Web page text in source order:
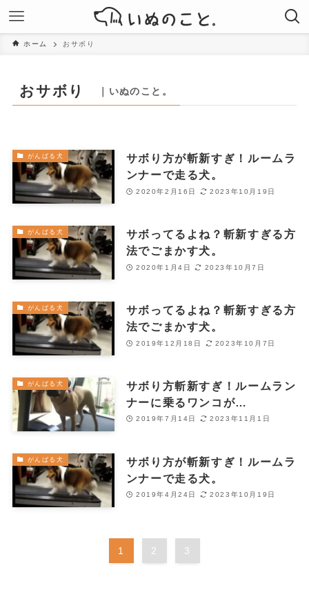
ホーム おサボり
おサボり ｜いぬのこと。
がんばる犬
サボり方が斬新すぎ！ルームラ
ンナーで走る犬。
2020年2月16日 2023年10月19日
がんばる犬
サボってるよね？斬新すぎる方
法でごまかす犬。
2020年1月4日 2023年10月7日
がんばる犬
サボってるよね？斬新すぎる方
法でごまかす犬。
2019年12月18日 2023年10月7日
がんばる犬
サボり方斬新すぎ！ルームラン
ナーに乗るワンコが…
2019年7月14日 2023年11月1日
がんばる犬
サボり方が斬新すぎ！ルームラ
ンナーで走る犬。
2019年4月24日 2023年10月19日
1 2 3